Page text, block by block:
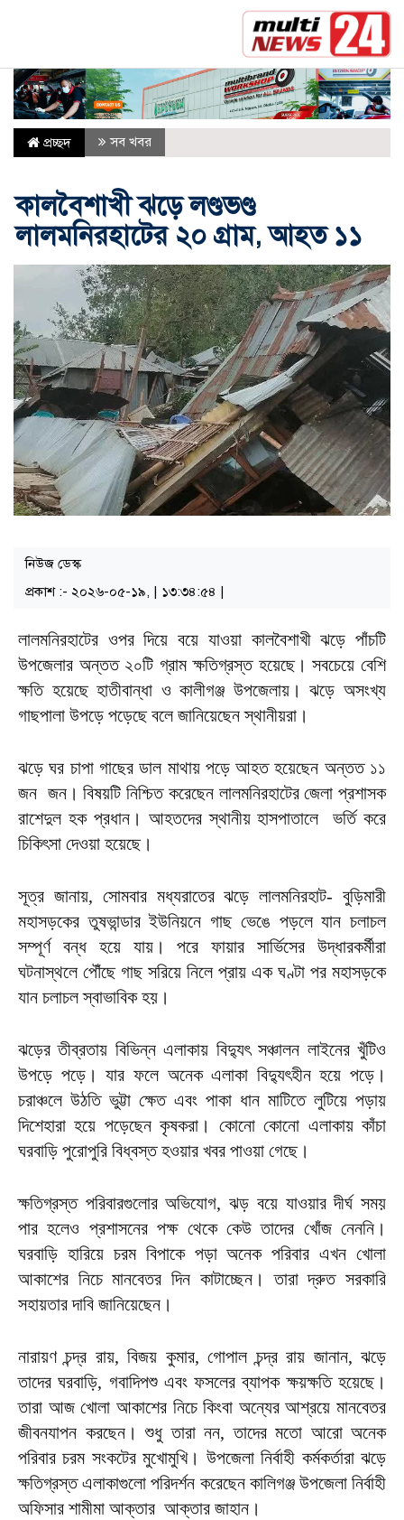
হরমুজ নিয়ে সমঝোতার আভাস, তবে ট্রাম্পের জন্য
প্রচ্ছদ সব খবর
কালবৈশাখী ঝড়ে লণ্ডভণ্ড
লালমনিরহাটের ২০ গ্রাম, আহত ১১
নিউজ ডেস্ক
প্রকাশ :- ২০২৬-০৫-১৯, | ১৩:৩৪:৫৪ |
লালমনিরহাটের ওপর দিয়ে বয়ে যাওয়া কালবৈশাখী ঝড়ে পাঁচটি
উপজেলার অন্তত ২০টি গ্রাম ক্ষতিগ্রস্ত হয়েছে। সবচেয়ে বেশি
ক্ষতি হয়েছে হাতীবান্ধা ও কালীগঞ্জ উপজেলায়। ঝড়ে অসংখ্য
গাছপালা উপড়ে পড়েছে বলে জানিয়েছেন স্থানীয়রা।
ঝড়ে ঘর চাপা গাছের ডাল মাথায় পড়ে আহত হয়েছেন অন্তত ১১
জন জন। বিষয়টি নিশ্চিত করেছেন লালমনিরহাটের জেলা প্রশাসক
রাশেদুল হক প্রধান। আহতদের স্থানীয় হাসপাতালে ভর্তি করে
চিকিৎসা দেওয়া হয়েছে।
সূত্র জানায়, সোমবার মধ্যরাতের ঝড়ে লালমনিরহাট- বুড়িমারী
মহাসড়কের তুষভান্ডার ইউনিয়নে গাছ ভেঙে পড়লে যান চলাচল
সম্পূর্ণ বন্ধ হয়ে যায়। পরে ফায়ার সার্ভিসের উদ্ধারকর্মীরা
ঘটনাস্থলে পৌঁছে গাছ সরিয়ে নিলে প্রায় এক ঘণ্টা পর মহাসড়কে
যান চলাচল স্বাভাবিক হয়।
ঝড়ের তীব্রতায় বিভিন্ন এলাকায় বিদ্যুৎ সঞ্চালন লাইনের খুঁটিও
উপড়ে পড়ে। যার ফলে অনেক এলাকা বিদ্যুৎহীন হয়ে পড়ে।
চরাঞ্চলে উঠতি ভুট্টা ক্ষেত এবং পাকা ধান মাটিতে লুটিয়ে পড়ায়
দিশেহারা হয়ে পড়েছেন কৃষকরা। কোনো কোনো এলাকায় কাঁচা
ঘরবাড়ি পুরোপুরি বিধ্বস্ত হওয়ার খবর পাওয়া গেছে।
ক্ষতিগ্রস্ত পরিবারগুলোর অভিযোগ, ঝড় বয়ে যাওয়ার দীর্ঘ সময়
পার হলেও প্রশাসনের পক্ষ থেকে কেউ তাদের খোঁজ নেননি।
ঘরবাড়ি হারিয়ে চরম বিপাকে পড়া অনেক পরিবার এখন খোলা
আকাশের নিচে মানবেতর দিন কাটাচ্ছেন। তারা দ্রুত সরকারি
সহায়তার দাবি জানিয়েছেন।
নারায়ণ চন্দ্র রায়, বিজয় কুমার, গোপাল চন্দ্র রায় জানান, ঝড়ে
তাদের ঘরবাড়ি, গবাদিপশু এবং ফসলের ব্যাপক ক্ষয়ক্ষতি হয়েছে।
তারা আজ খোলা আকাশের নিচে কিংবা অন্যের আশ্রয়ে মানবেতর
জীবনযাপন করছেন। শুধু তারা নন, তাদের মতো আরো অনেক
পরিবার চরম সংকটের মুখোমুখি। উপজেলা নির্বাহী কর্মকর্তারা ঝড়ে
ক্ষতিগ্রস্ত এলাকাগুলো পরিদর্শন করেছেন কালিগঞ্জ উপজেলা নির্বাহী
অফিসার শামীমা আক্তার আক্তার জাহান।